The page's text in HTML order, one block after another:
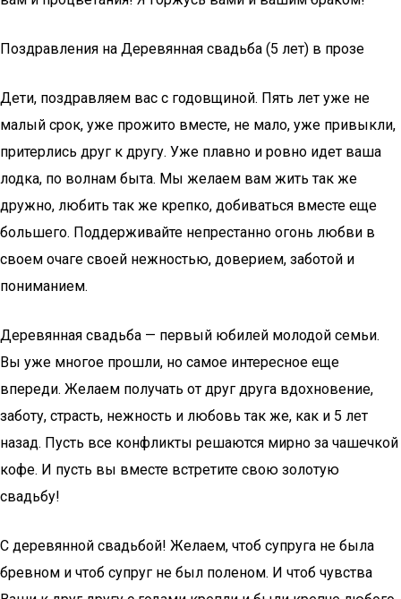
Поздравления на Деревянная свадьба (5 лет) в прозе
Дети, поздравляем вас с годовщиной. Пять лет уже не
малый срок, уже прожито вместе, не мало, уже привыкли,
притерлись друг к другу. Уже плавно и ровно идет ваша
лодка, по волнам быта. Мы желаем вам жить так же
дружно, любить так же крепко, добиваться вместе еще
большего. Поддерживайте непрестанно огонь любви в
своем очаге своей нежностью, доверием, заботой и
пониманием.
Деревянная свадьба — первый юбилей молодой семьи.
Вы уже многое прошли, но самое интересное еще
впереди. Желаем получать от друг друга вдохновение,
заботу, страсть, нежность и любовь так же, как и 5 лет
назад. Пусть все конфликты решаются мирно за чашечкой
кофе. И пусть вы вместе встретите свою золотую
свадьбу!
С деревянной свадьбой! Желаем, чтоб супруга не была
бревном и чтоб супруг не был поленом. И чтоб чувства